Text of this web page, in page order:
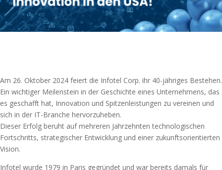
Am 26. Oktober 2024 feiert die Infotel Corp. ihr 40-jähriges Bestehen.
Ein wichtiger Meilenstein in der Geschichte eines Unternehmens, das
es geschafft hat, Innovation und Spitzenleistungen zu vereinen und
sich in der IT-Branche hervorzuheben.
Dieser Erfolg beruht auf mehreren Jahrzehnten technologischen
Fortschritts, strategischer Entwicklung und einer zukunftsorientierten
Vision.
Infotel wurde 1979 in Paris gegründet und war bereits damals für